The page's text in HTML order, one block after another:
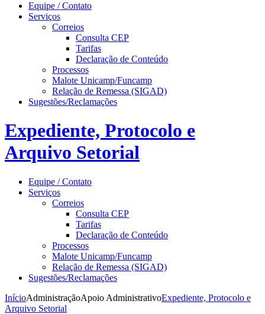
Equipe / Contato
Serviços
Correios
Consulta CEP
Tarifas
Declaração de Conteúdo
Processos
Malote Unicamp/Funcamp
Relação de Remessa (SIGAD)
Sugestões/Reclamações
Expediente, Protocolo e
Arquivo Setorial
Equipe / Contato
Serviços
Correios
Consulta CEP
Tarifas
Declaração de Conteúdo
Processos
Malote Unicamp/Funcamp
Relação de Remessa (SIGAD)
Sugestões/Reclamações
InícioAdministraçãoApoio AdministrativoExpediente, Protocolo e
Arquivo Setorial